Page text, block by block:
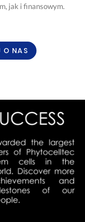
jak i finansowym.
O NAS